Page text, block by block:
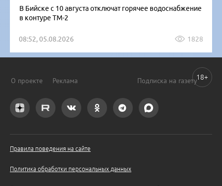
В Бийске с 10 августа отключат горячее водоснабжение
в контуре ТМ-2
08:52, 05.08.2026 1828
О проекте Реклама Подписка на газету
Правила поведения на сайте
Политика обработки персональных данных
18+